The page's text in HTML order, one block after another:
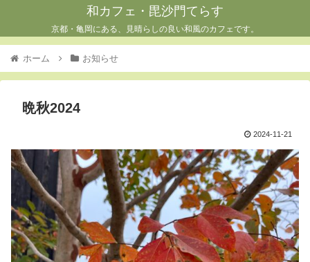
和カフェ・毘沙門てらす
京都・亀岡にある、見晴らしの良い和風のカフェです。
ホーム お知らせ
晩秋2024
2024-11-21